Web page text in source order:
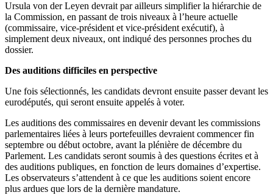
Ursula von der Leyen devrait par ailleurs simplifier la hiérarchie de
la Commission, en passant de trois niveaux à l’heure actuelle
(commissaire, vice-président et vice-président exécutif), à
simplement deux niveaux, ont indiqué des personnes proches du
dossier.
Des auditions difficiles en perspective
Une fois sélectionnés, les candidats devront ensuite passer devant les
eurodéputés, qui seront ensuite appelés à voter.
Les auditions des commissaires en devenir devant les commissions
parlementaires liées à leurs portefeuilles devraient commencer fin
septembre ou début octobre, avant la plénière de décembre du
Parlement. Les candidats seront soumis à des questions écrites et à
des auditions publiques, en fonction de leurs domaines d’expertise.
Les observateurs s’attendent à ce que les auditions soient encore
plus ardues que lors de la dernière mandature.